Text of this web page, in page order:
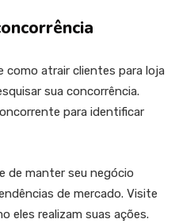
atrair clientes para loja
sua concorrência.
para identificar
de manter seu negócio
de mercado. Visite
eles realizam suas ações.